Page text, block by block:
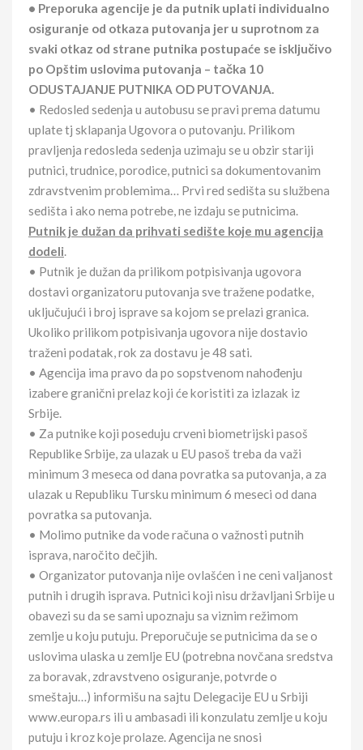
• Preporuka agencije je da putnik uplati individualno
osiguranje od otkaza putovanja jer u suprotnom za
svaki otkaz od strane putnika postupaće se isključivo
po Opštim uslovima putovanja – tačka 10
ODUSTAJANJE PUTNIKA OD PUTOVANJA.
• Redosled sedenja u autobusu se pravi prema datumu
uplate tj sklapanja Ugovora o putovanju. Prilikom
pravljenja redosleda sedenja uzimaju se u obzir stariji
putnici, trudnice, porodice, putnici sa dokumentovanim
zdravstvenim problemima… Prvi red sedišta su službena
sedišta i ako nema potrebe, ne izdaju se putnicima.
Putnik je dužan da prihvati sedište koje mu agencija
dodeli.
• Putnik je dužan da prilikom potpisivanja ugovora
dostavi organizatoru putovanja sve tražene podatke,
uključujući i broj isprave sa kojom se prelazi granica.
Ukoliko prilikom potpisivanja ugovora nije dostavio
traženi podatak, rok za dostavu je 48 sati.
• Agencija ima pravo da po sopstvenom nahođenju
izabere granični prelaz koji će koristiti za izlazak iz
Srbije.
• Za putnike koji poseduju crveni biometrijski pasoš
Republike Srbije, za ulazak u EU pasoš treba da važi
minimum 3 meseca od dana povratka sa putovanja, a za
ulazak u Republiku Tursku minimum 6 meseci od dana
povratka sa putovanja.
• Molimo putnike da vode računa o važnosti putnih
isprava, naročito dečjih.
• Organizator putovanja nije ovlašćen i ne ceni valjanost
putnih i drugih isprava. Putnici koji nisu državljani Srbije u
obavezi su da se sami upoznaju sa viznim režimom
zemlje u koju putuju. Preporučuje se putnicima da se o
uslovima ulaska u zemlje EU (potrebna novčana sredstva
za boravak, zdravstveno osiguranje, potvrde o
smeštaju…) informišu na sajtu Delegacije EU u Srbiji
www.europa.rs ili u ambasadi ili konzulatu zemlje u koju
putuju i kroz koje prolaze. Agencija ne snosi